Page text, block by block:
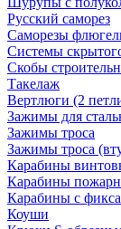
Русский саморез
Саморезы
Системы
Скобы
Такелаж
Вертлюги (2
Зажимы для
Зажимы троса
Зажимы троса
Карабины
Карабины
Карабины с
Коуши